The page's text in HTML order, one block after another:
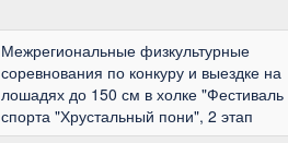
Межрегиональные физкультурные
соревнования по конкуру и выездке на
лошадях до 150 см в холке "Фестиваль
спорта "Хрустальный пони", 2 этап